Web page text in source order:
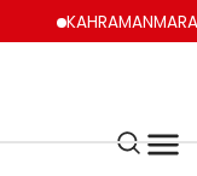
KAHRAMANMARAŞ